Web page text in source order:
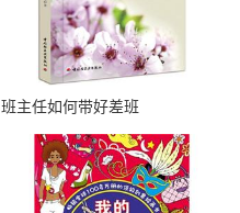
班主任如何带好差班